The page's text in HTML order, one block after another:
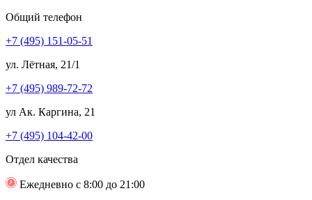
Общий телефон
+7 (495) 151-05-51
ул. Лётная, 21/1
+7 (495) 989-72-72
ул Ак. Каргина, 21
+7 (495) 104-42-00
Отдел качества
Ежедневно с 8:00 до 21:00